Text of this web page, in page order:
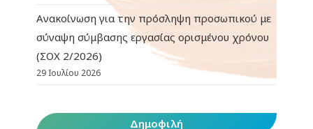
Ανακοίνωση για την πρόσληψη προσωπικού με
σύναψη σύμβασης εργασίας ορισμένου χρόνου
(ΣΟΧ 2/2026)
29 Ιουλίου 2026
Δημοφιλή